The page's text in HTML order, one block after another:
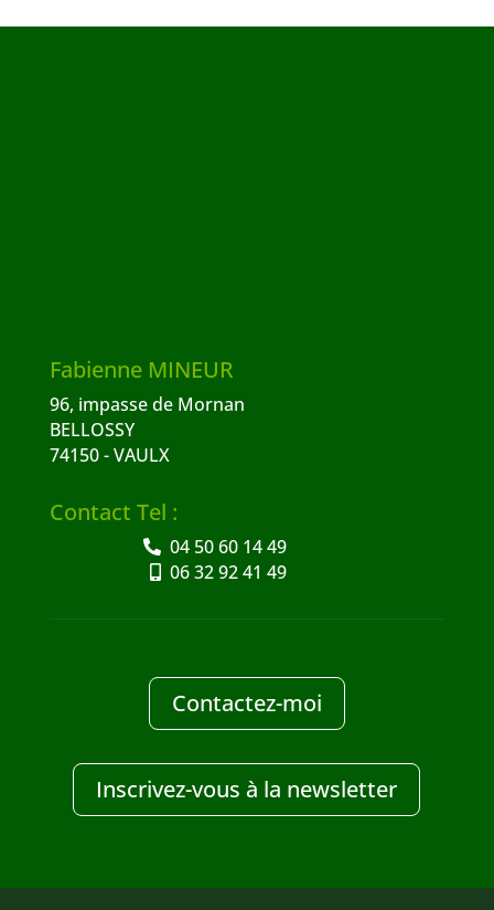
Fabienne MINEUR
96, impasse de Mornan
BELLOSSY
74150 - VAULX
Contact Tel :
04 50 60 14 49
06 32 92 41 49
Contactez-moi
Inscrivez-vous à la newsletter